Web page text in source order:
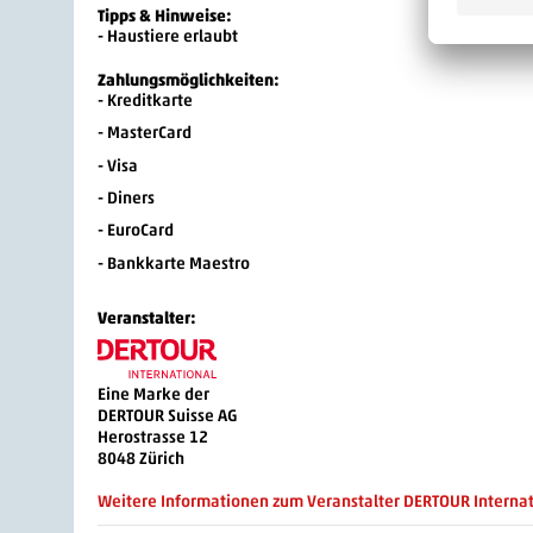
Tipps & Hinweise:
- Haustiere erlaubt
Zahlungsmöglichkeiten:
- Kreditkarte
- MasterCard
- Visa
- Diners
- EuroCard
- Bankkarte Maestro
Veranstalter:
Eine Marke der
DERTOUR Suisse AG
Herostrasse 12
8048 Zürich
Weitere Informationen zum Veranstalter DERTOUR